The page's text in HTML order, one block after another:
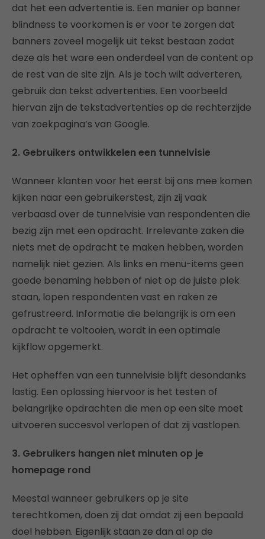
dat het een advertentie is. Een manier op banner
blindness te voorkomen is er voor te zorgen dat
banners zoveel mogelijk uit tekst bestaan zodat
deze als het ware een onderdeel van de content op
de rest van de site zijn. Als je toch wilt adverteren,
gebruik dan tekst advertenties. Een voorbeeld
hiervan zijn de tekstadvertenties op de rechterzijde
van zoekpagina’s van Google.
2. Gebruikers ontwikkelen een tunnelvisie
Wanneer klanten voor het eerst bij ons mee komen
kijken naar een gebruikerstest, zijn zij vaak
verbaasd over de tunnelvisie van respondenten die
bezig zijn met een opdracht. Irrelevante zaken die
niets met de opdracht te maken hebben, worden
namelijk niet gezien. Als links en menu-items geen
goede benaming hebben of niet op de juiste plek
staan, lopen respondenten vast en raken ze
gefrustreerd. Informatie die belangrijk is om een
opdracht te voltooien, wordt in een optimale
kijkflow opgemerkt.
Het opheffen van een tunnelvisie blijft desondanks
lastig. Een oplossing hiervoor is het testen of
belangrijke opdrachten die men op een site moet
uitvoeren succesvol verlopen of dat zij vastlopen.
3. Gebruikers hangen niet minuten op je
homepage rond
Meestal wanneer gebruikers op je site
terechtkomen, doen zij dat omdat zij een bepaald
doel hebben. Eigenlijk staan ze dan al op de